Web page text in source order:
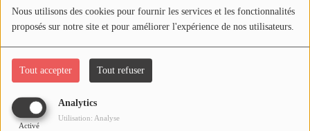
Nous utilisons des cookies pour fournir les services et les fonctionnalités
proposés sur notre site et pour améliorer l'expérience de nos utilisateurs.
Tout accepter Tout refuser
Analytics
Activé
Utilisation: Analyse
Médias
PODCASTS
Agenda
Oups, vous avez
rencontré une erreur.
Il semble que la page que vous recherchez n’existe plus.